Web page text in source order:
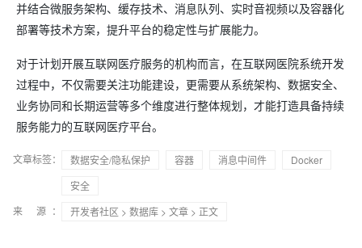
并结合微服务架构、缓存技术、消息队列、实时音视频以及容器化
部署等技术方案，提升平台的稳定性与扩展能力。
对于计划开展互联网医疗服务的机构而言，在互联网医院系统开发
过程中，不仅需要关注功能建设，更需要从系统架构、数据安全、
业务协同和长期运营等多个维度进行整体规划，才能打造具备持续
服务能力的互联网医疗平台。
文章标签： 数据安全/隐私保护 容器 消息中间件
Docker
安全
来 源：
开发者社区 > 数据库 > 文章 > 正文